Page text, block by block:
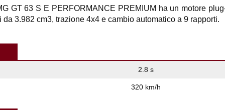
GT 63 S E PERFORMANCE PREMIUM ha un motore
3.982 cm3, trazione 4x4 e cambio automatico a 9 rapporti.
2.8 s
320 km/h